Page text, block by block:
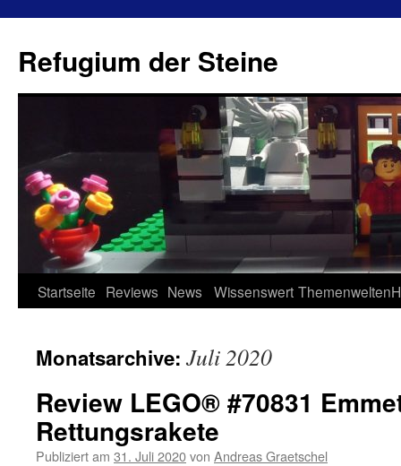
Refugium der Steine
Zum
springen
Startseite Reviews News Wissenswert Themenwelten
Monatsarchive: Juli 2020
Review LEGO® #70831
Rettungsrakete
Publiziert am 31. Juli 2020von Andreas Graetschel